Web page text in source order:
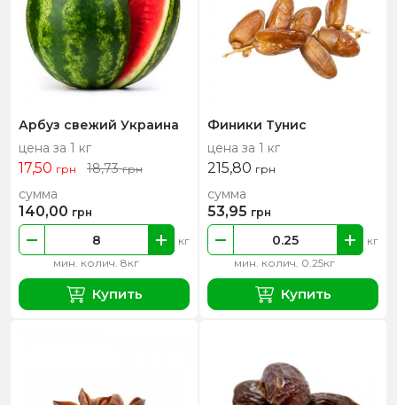
Арбуз свежий Украина
цена за 1 кг
17,50 грн 18,73грн
мин. колич. 8кг
кг
сумма
140,00 грн
Купить
Финики Тунис
цена за 1 кг
215,80 грн
мин. колич. 0.25кг
кг
сумма
53,95 грн
Купить